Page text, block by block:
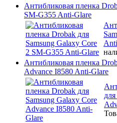
Антибликовая пленка
SM-G355 Anti-Glare
Антибликовая пленка
Advance I8580 Anti-Glare